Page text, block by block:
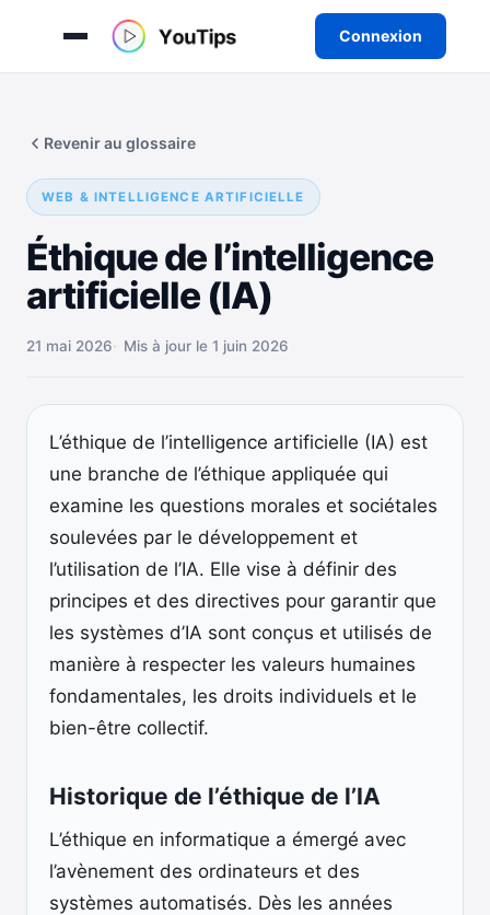
Connexion
contenu
WEB & INTELLIGENCE ARTIFICIELLE
Éthique de l’intelligence
artificielle (IA)
Revenir au glossaire
21 mai 2026 Mis à jour le 1 juin 2026
L’éthique de l’intelligence artificielle (IA) est
une branche de l’éthique appliquée qui
examine les questions morales et sociétales
soulevées par le développement et
l’utilisation de l’IA. Elle vise à définir des
principes et des directives pour garantir que
les systèmes d’IA sont conçus et utilisés de
manière à respecter les valeurs humaines
fondamentales, les droits individuels et le
bien-être collectif.
Historique de l’éthique de l’IA
L’éthique en informatique a émergé avec
l’avènement des ordinateurs et des
systèmes automatisés. Dès les années